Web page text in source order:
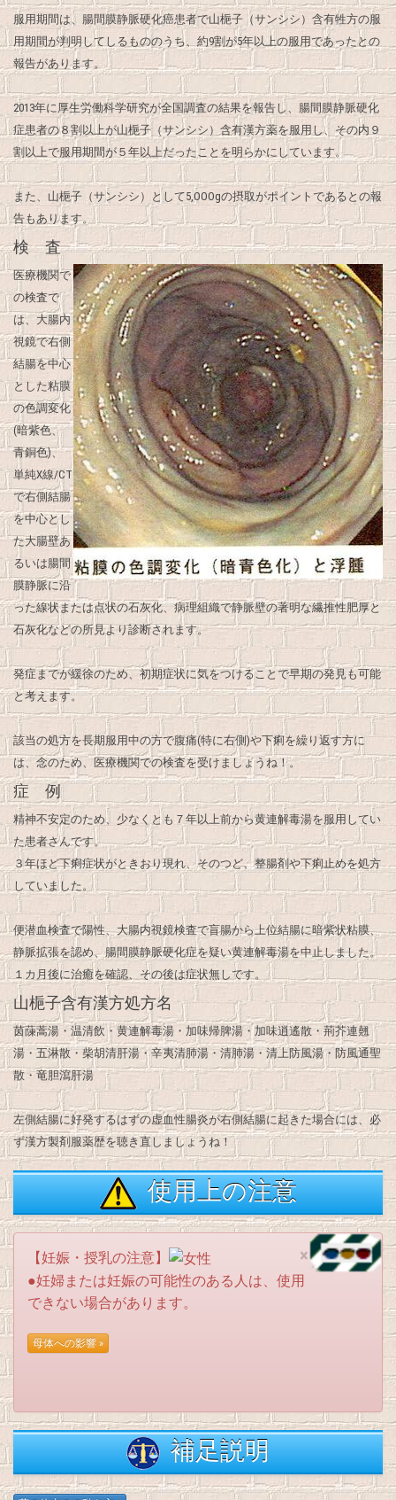
服用期間は、腸間膜静脈硬化癌患者で山梔子（サンシシ）含有牲方の服
用期間が判明してしるもののうち、約9割が5年以上の服用であったとの
報告があります。
2013年に厚生労働科学研究が全国調査の結果を報告し、腸間膜静脈硬化
症患者の８割以上が山梔子（サンシシ）含有漢方薬を服用し、その内９
割以上で服用期間が５年以上だったことを明らかにしています。
また、山梔子（サンシシ）として5,OOOgの摂取がポイントであるとの報
告もあります。
検 査
医療機関で
の検査で
は、大腸内
視鏡で右側
結腸を中心
とした粘膜
の色調変化
(暗紫色、
青銅色)、
単純X線/CT
で右側結腸
を中心とし
た大腸壁あ
るいは腸間
膜静脈に沿
った線状または点状の石灰化、病理組織で静脈壁の著明な繊推性肥厚と
石灰化などの所見より診断されます。
発症までが緩徐のため、初期症状に気をつけることで早期の発見も可能
と考えます。
該当の処方を長期服用中の方で腹痛(特に右側)や下痢を繰り返す方に
は、念のため、医療機関での検査を受けましょうね！。
症 例
精神不安定のため、少なくとも７年以上前から黄連解毒湯を服用してい
た患者さんです。
３年ほど下痢症状がときおり現れ、そのつど、整腸剤や下痢止めを処方
していました。
便潜血検査で陽性、大腸内視鏡検査で盲腸から上位結腸に暗紫状粘膜、
静脈拡張を認め、腸間膜静脈硬化症を疑い黄連解毒湯を中止しました。
１カ月後に治癒を確認、その後は症状無しです。
山梔子含有漢方処方名
茵蔯蒿湯・温清飲・黄連解毒湯・加味帰脾湯・加味逍遙散・荊芥連翹
湯・五淋散・柴胡清肝湯・辛夷清肺湯・清肺湯・清上防風湯・防風通聖
散・竜胆瀉肝湯
左側結腸に好発するはずの虚血性腸炎が右側結腸に起きた場合には、必
ず漢方製剤服薬歴を聴き直しましょうね！
使用上の注意
×
【妊娠・授乳の注意】
●妊婦または妊娠の可能性のある人は、使用
できない場合があります。
補足説明